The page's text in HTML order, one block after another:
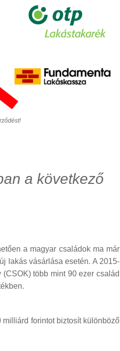
a következő
a magyar családok ma már
lakás vásárlása esetén. A 2015-
több mint 90 ezer család
forintot biztosít különböző